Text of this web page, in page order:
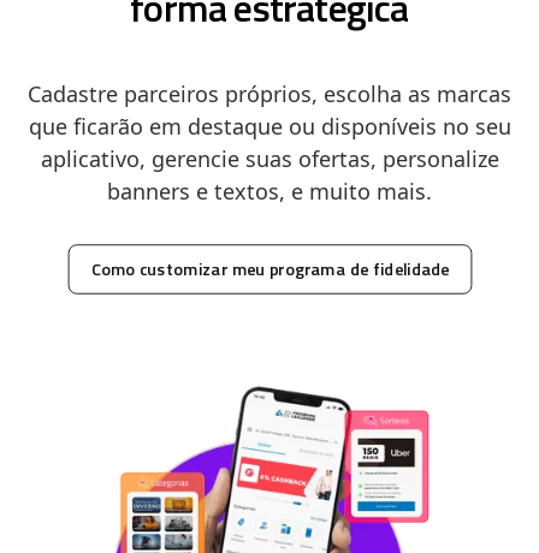
Cadastre parceiros próprios, escolha as marcas
que ficarão em destaque ou disponíveis no seu
aplicativo, gerencie suas ofertas, personalize
banners e textos, e muito mais.
Como customizar meu programa de fidelidade